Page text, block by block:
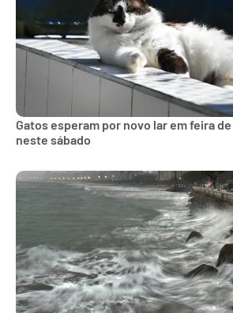
Gatos esperam por novo lar em feira
neste sábado